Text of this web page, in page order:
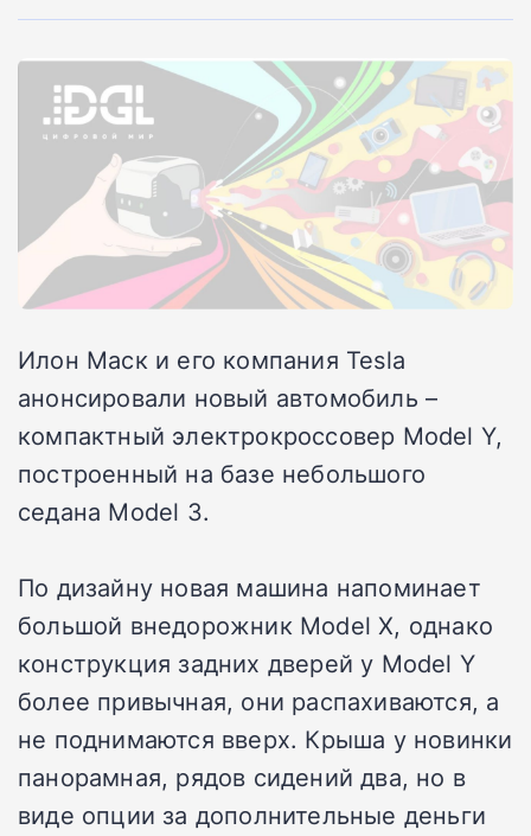
Илон Маск и его компания Tesla
анонсировали новый автомобиль –
компактный электрокроссовер Model Y,
построенный на базе небольшого
седана Model 3.
По дизайну новая машина напоминает
большой внедорожник Model X, однако
конструкция задних дверей у Model Y
более привычная, они распахиваются, а
не поднимаются вверх. Крыша у новинки
панорамная, рядов сидений два, но в
виде опции за дополнительные деньги